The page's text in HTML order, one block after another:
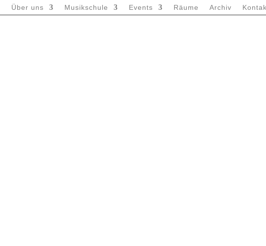
Über uns Musikschule Events Räume Archiv